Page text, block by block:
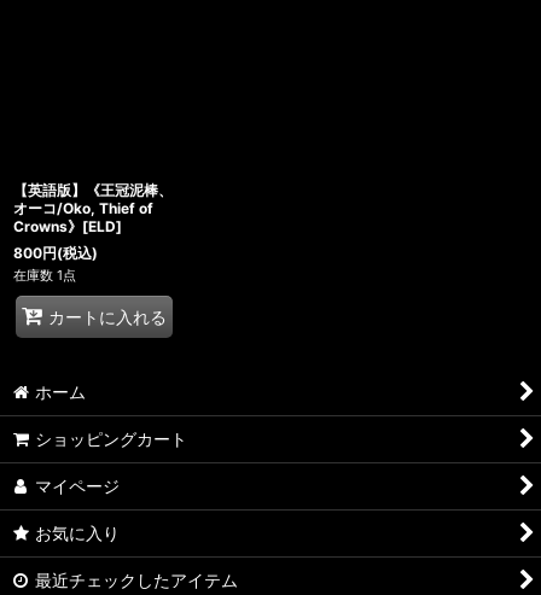
【英語版】《王冠泥棒、
オーコ/Oko, Thief of
Crowns》[ELD]
800円(税込)
在庫数 1点
カートに入れる
ホーム
ショッピングカート
マイページ
お気に入り
最近チェックしたアイテム